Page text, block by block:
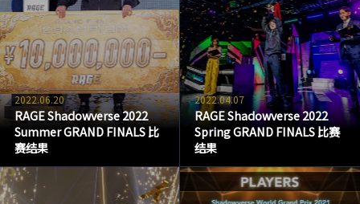
2022.06.20
RAGE Shadowverse 2022
Summer GRAND FINALS 比
赛结果
2022.04.07
RAGE Shadowverse 2022
Spring GRAND FINALS 比赛
结果